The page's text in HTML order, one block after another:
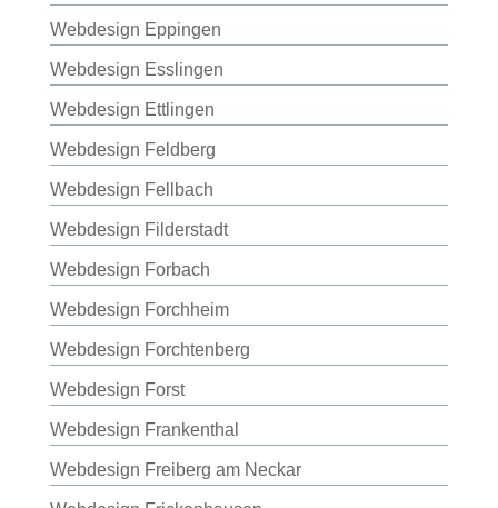
Webdesign Eppingen
Webdesign Esslingen
Webdesign Ettlingen
Webdesign Feldberg
Webdesign Fellbach
Webdesign Filderstadt
Webdesign Forbach
Webdesign Forchheim
Webdesign Forchtenberg
Webdesign Forst
Webdesign Frankenthal
Webdesign Freiberg am Neckar